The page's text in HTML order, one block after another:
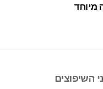
מיוחד
השיפוצים